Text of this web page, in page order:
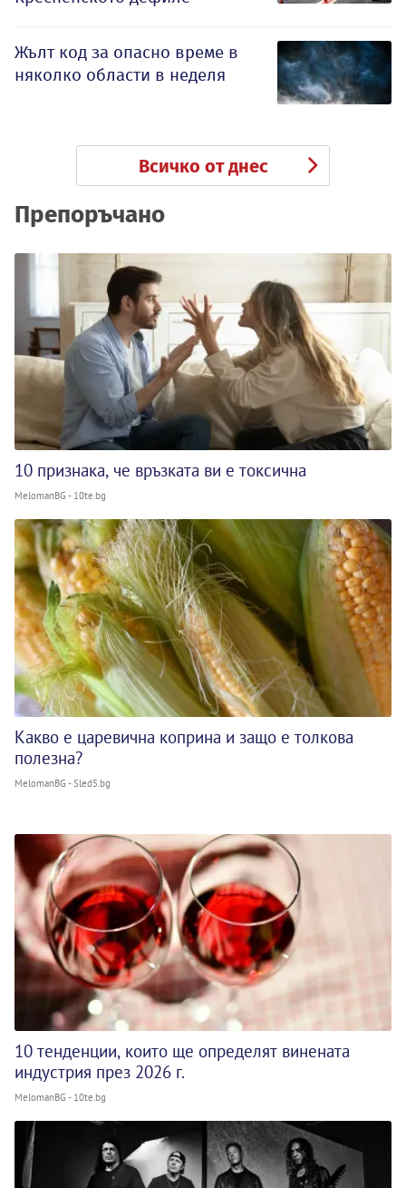
Жълт код за опасно време в
няколко области в неделя
Всичко от днес
Препоръчано
10 признака, че връзката ви е токсична
MelomanBG - 10te.bg
Какво е царевична коприна и защо е толкова
полезна?
MelomanBG - Sled5.bg
10 тенденции, които ще определят винената
индустрия през 2026 г.
MelomanBG - 10te.bg